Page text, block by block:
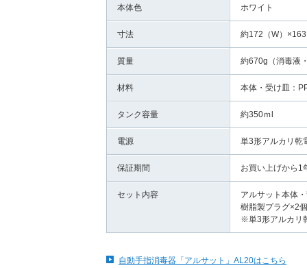
本体色 ホワイト
寸法 約172（W）
質量 約670g（消毒液
材料 本体・受け皿：
タンク容量 約350ｍl
電源 単3形アルカリ乾
保証期間 お買い上げから1
セット内容
アルサット本体
樹脂製プラグ×2
※単3形アルカリ
自動手指消毒器「アルサット」AL20はこちら